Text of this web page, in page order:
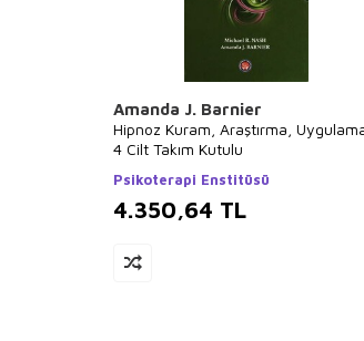
Amanda J. Barnier
Hipnoz Kuram, Araştırma,
4 Cilt Takım Kutulu
Psikoterapi Enstitüsü
4.350,64 TL